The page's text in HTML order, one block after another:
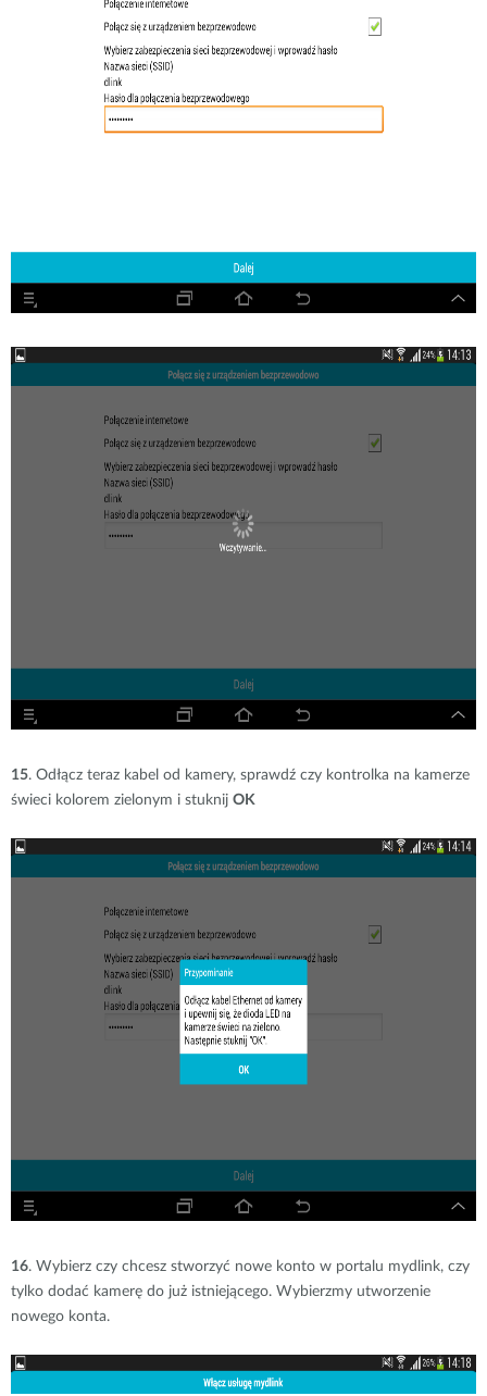
15. Odłącz teraz kabel od kamery, sprawdź czy kontrolka na kamerze
świeci kolorem zielonym i stuknij OK
16. Wybierz czy chcesz stworzyć nowe konto w portalu mydlink, czy
tylko dodać kamerę do już istniejącego. Wybierzmy utworzenie
nowego konta.